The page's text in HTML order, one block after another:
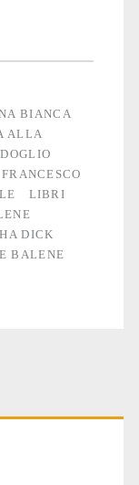
BIANCA
ALLA
FRANCESCO
LIBRI
DICK
BALENE